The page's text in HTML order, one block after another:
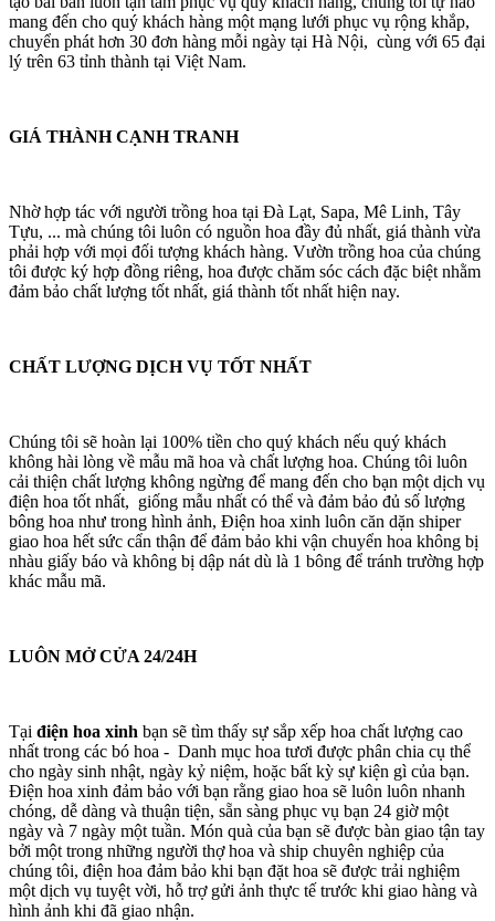
mang đến cho quý khách hàng một mạng lưới phục vụ rộng khắp,
chuyển phát hơn 30 đơn hàng mỗi ngày tại Hà Nội, cùng với 65 đại
lý trên 63 tỉnh thành tại Việt Nam.
GIÁ THÀNH CẠNH TRANH
Nhờ hợp tác với người trồng hoa tại Đà Lạt, Sapa, Mê Linh, Tây
Tựu, ... mà chúng tôi luôn có nguồn hoa đầy đủ nhất, giá thành vừa
phải hợp với mọi đối tượng khách hàng. Vườn trồng hoa của chúng
tôi được ký hợp đồng riêng, hoa được chăm sóc cách đặc biệt nhằm
đảm bảo chất lượng tốt nhất, giá thành tốt nhất hiện nay.
CHẤT LƯỢNG DỊCH VỤ TỐT NHẤT
Chúng tôi sẽ hoàn lại 100% tiền cho quý khách nếu quý khách
không hài lòng về mẫu mã hoa và chất lượng hoa. Chúng tôi luôn
cải thiện chất lượng không ngừng để mang đến cho bạn một dịch vụ
điện hoa tốt nhất, giống mẫu nhất có thể và đảm bảo đủ số lượng
bông hoa như trong hình ảnh, Điện hoa xinh luôn căn dặn shiper
giao hoa hết sức cẩn thận để đảm bảo khi vận chuyển hoa không bị
nhàu giấy báo và không bị dập nát dù là 1 bông để tránh trường hợp
khác mẫu mã.
LUÔN MỞ CỬA 24/24H
Tại điện hoa xinh bạn sẽ tìm thấy sự sắp xếp hoa chất lượng cao
nhất trong các bó hoa - Danh mục hoa tươi được phân chia cụ thể
cho ngày sinh nhật, ngày kỷ niệm, hoặc bất kỳ sự kiện gì của bạn.
Điện hoa xinh đảm bảo với bạn rằng giao hoa sẽ luôn luôn nhanh
chóng, dễ dàng và thuận tiện, sẵn sàng phục vụ bạn 24 giờ một
ngày và 7 ngày một tuần. Món quà của bạn sẽ được bàn giao tận tay
bởi một trong những người thợ hoa và ship chuyên nghiệp của
chúng tôi, điện hoa đảm bảo khi bạn đặt hoa sẽ được trải nghiệm
một dịch vụ tuyệt vời, hỗ trợ gửi ảnh thực tế trước khi giao hàng và
hình ảnh khi đã giao nhận.